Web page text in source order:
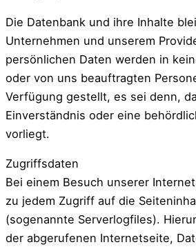
Die Datenbank und ihre Inhalte
Unternehmen und unserem
persönlichen Daten werden in
oder von uns beauftragten
Verfügung gestellt, es sei denn,
Einverständnis oder eine
vorliegt.
Zugriffsdaten
Bei einem Besuch unserer
zu jedem Zugriff auf die
(sogenannte Serverlogfiles).
der abgerufenen Internetseite,